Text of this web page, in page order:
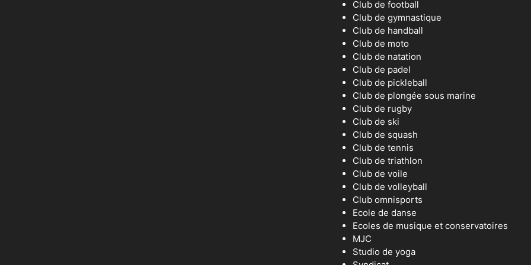
Club de football
Club de gymnastique
Club de handball
Club de moto
Club de natation
Club de padel
Club de pickleball
Club de plongée sous marine
Club de rugby
Club de ski
Club de squash
Club de tennis
Club de triathlon
Club de voile
Club de volleyball
Club omnisports
Ecole de danse
Ecoles de musique et conservatoires
MJC
Studio de yoga